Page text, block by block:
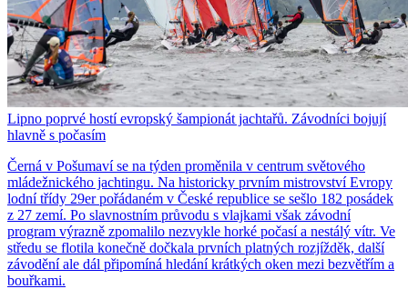
Lipno poprvé hostí evropský šampionát jachtařů. Závodníci bojují
hlavně s počasím
Černá v Pošumaví se na týden proměnila v centrum světového
mládežnického jachtingu. Na historicky prvním mistrovství Evropy
lodní třídy 29er pořádaném v České republice se sešlo 182 posádek
z 27 zemí. Po slavnostním průvodu s vlajkami však závodní
program výrazně zpomalilo nezvykle horké počasí a nestálý vítr. Ve
středu se flotila konečně dočkala prvních platných rozjížděk, další
závodění ale dál připomíná hledání krátkých oken mezi bezvětřím a
bouřkami.